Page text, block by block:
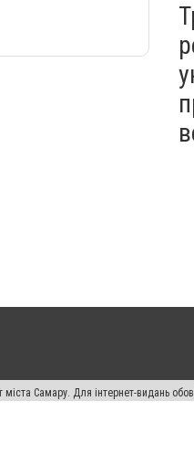
Самару. Для інтернет-видань